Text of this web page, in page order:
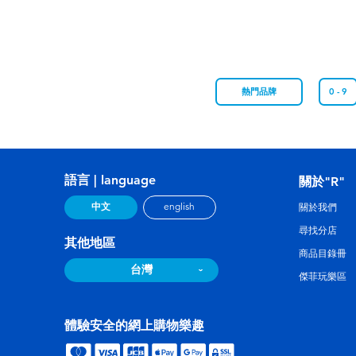
熱門品牌 0 - 9
語言 | language
中文 english
其他地區
台灣
關於"R"
關於我們
尋找分店
商品目錄冊
傑菲玩樂區
體驗安全的網上購物樂趣